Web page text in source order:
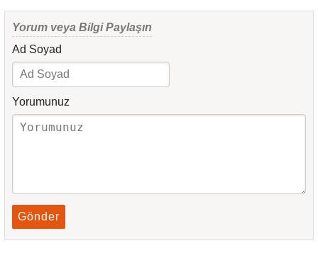
Yorum veya Bilgi Paylaşın
Ad Soyad
Yorumunuz
Gönder